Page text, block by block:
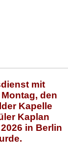
mit
den
Kapelle
Kaplan
in Berlin